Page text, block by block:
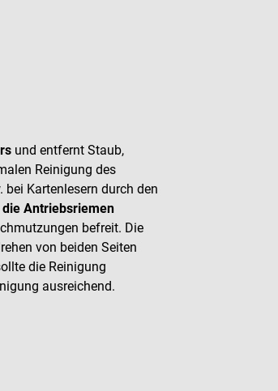
und entfernt Staub,
Reinigung des
Kartenlesern durch den
Antriebsriemen
befreit. Die
von beiden Seiten
die Reinigung
ausreichend.